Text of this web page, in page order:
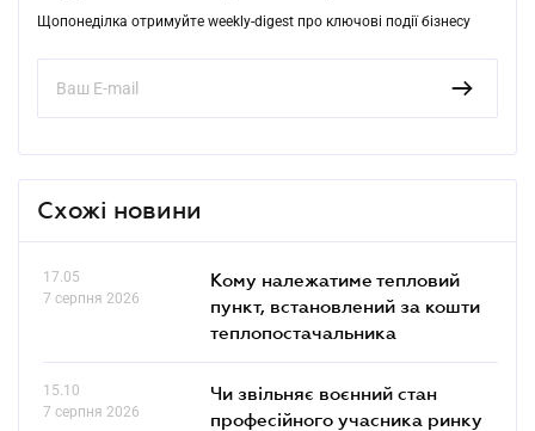
Щопонеділка отримуйте weekly-digest про ключові події бізнесу
Схожі новини
17.05
7 серпня 2026
Кому належатиме тепловий
пункт, встановлений за кошти
теплопостачальника
15.10
7 серпня 2026
Чи звільняє воєнний стан
професійного учасника ринку